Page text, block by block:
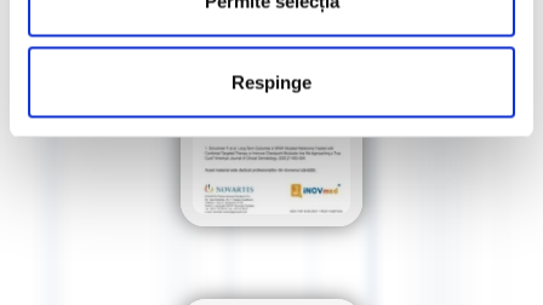
Respinge